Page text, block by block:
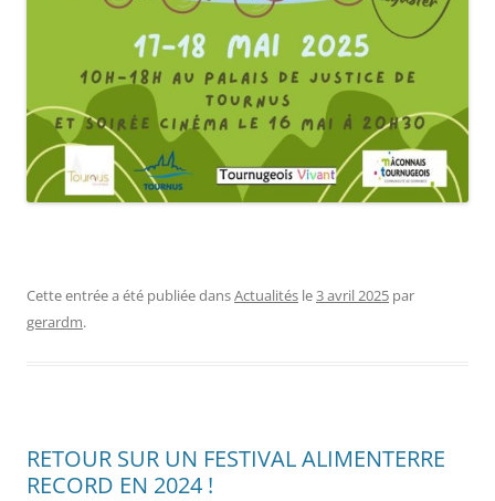
Cette entrée a été publiée dansActualités le3 avril 2025 par
gerardm.
RETOUR SUR UN FESTIVAL ALIMENTERRE
RECORD EN 2024 !